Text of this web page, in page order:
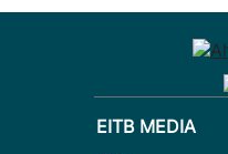
EITB MEDIA